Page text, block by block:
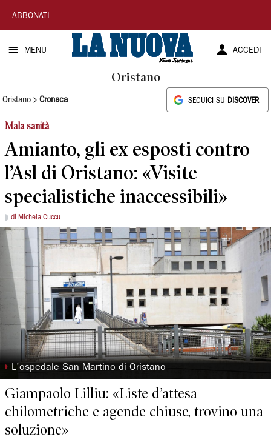
La
Nuova
Sardegna
ABBONATI
MENU ACCEDI
Oristano
Oristano Cronaca SEGUICI SU DISCOVER
Mala sanità
Amianto, gli ex esposti contro
l’Asl di Oristano: «Visite
specialistiche inaccessibili»
di Michela Cuccu
◗ L'ospedale San Martino di Oristano
Giampaolo Lilliu: «Liste d’attesa
chilometriche e agende chiuse, trovino una
soluzione»